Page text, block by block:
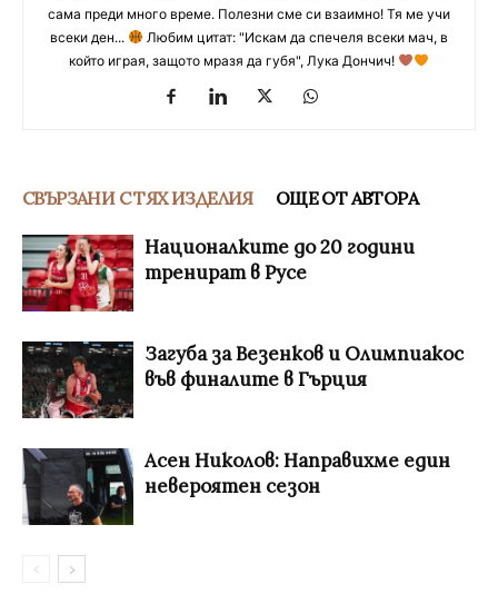
сама преди много време. Полезни сме си взаимно! Тя ме учи
всеки ден...
Любим цитат: "Искам да спечеля всеки мач, в
който играя, защото мразя да губя", Лука Дончич!
СВЪРЗАНИ С ТЯХ ИЗДЕЛИЯ ОЩЕ ОТ АВТОРА
Националките до 20 години
тренират в Русе
Загуба за Везенков и Олимпиакос
във финалите в Гърция
Асен Николов: Направихме един
невероятен сезон